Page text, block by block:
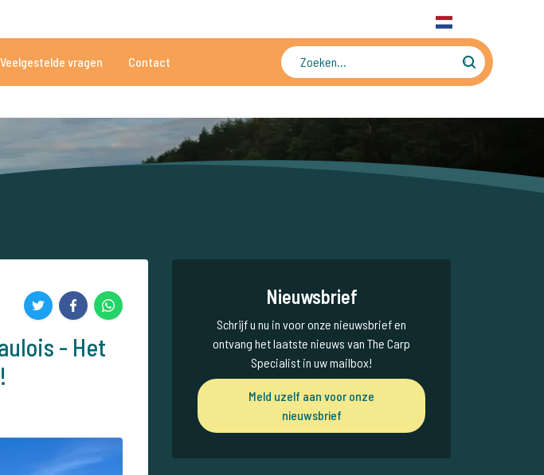
Veelgestelde vragen Contact
- Het
Nieuwsbrief
Schrijf u nu in voor onze nieuwsbrief en
ontvang het laatste nieuws van The Carp
Specialist in uw mailbox!
Meld uzelf aan voor onze
nieuwsbrief